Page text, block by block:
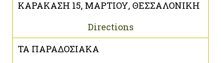
ΚΑΡΑΚΑΣΗ 15, ΜΑΡΤΙΟΥ, ΘΕΣΣΑΛΟΝΙΚΗ
Directions
ΤΑ ΠΑΡΑΔΟΣΙΑΚΑ